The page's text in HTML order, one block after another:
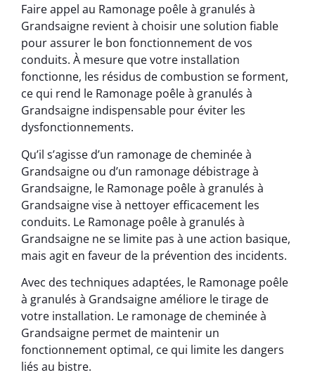
Faire appel au Ramonage poêle à granulés à
Grandsaigne revient à choisir une solution fiable
pour assurer le bon fonctionnement de vos
conduits. À mesure que votre installation
fonctionne, les résidus de combustion se forment,
ce qui rend le Ramonage poêle à granulés à
Grandsaigne indispensable pour éviter les
dysfonctionnements.
Qu’il s’agisse d’un ramonage de cheminée à
Grandsaigne ou d’un ramonage débistrage à
Grandsaigne, le Ramonage poêle à granulés à
Grandsaigne vise à nettoyer efficacement les
conduits. Le Ramonage poêle à granulés à
Grandsaigne ne se limite pas à une action basique,
mais agit en faveur de la prévention des incidents.
Avec des techniques adaptées, le Ramonage poêle
à granulés à Grandsaigne améliore le tirage de
votre installation. Le ramonage de cheminée à
Grandsaigne permet de maintenir un
fonctionnement optimal, ce qui limite les dangers
liés au bistre.